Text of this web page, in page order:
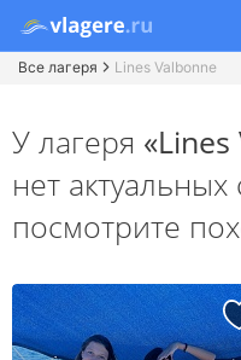
Все лагеря Lines Valbonne
У лагеря
нет актуальных
посмотрите